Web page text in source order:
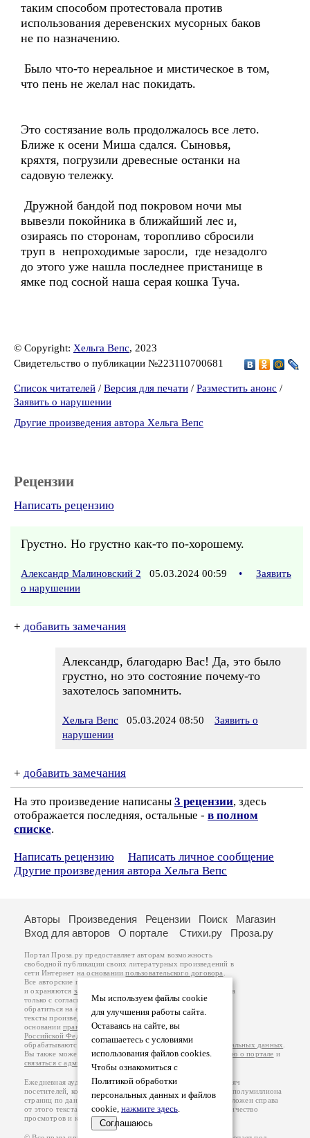
таким способом протестовала против
использования деревенских мусорных баков
не по назначению.
Было что-то нереальное и мистическое в том,
что пень не желал нас покидать.
Это состязание воль продолжалось все лето.
Ближе к осени Миша сдался. Сыновья,
кряхтя, погрузили древесные останки на
садовую тележку.
Дружной бандой под покровом ночи мы
вывезли покойника в ближайший лес и,
озираясь по сторонам, торопливо сбросили
труп в непроходимые заросли, где незадолго
до этого уже нашла последнее пристанище в
ямке под сосной наша серая кошка Туча.
© Copyright: Хельга Вепс, 2023
Свидетельство о публикации №223110700681
Список читателей / Версия для печати / Разместить анонс /
Заявить о нарушении
Другие произведения автора Хельга Вепс
Рецензии
Написать рецензию
Грустно. Но грустно как-то по-хорошему.
Александр Малиновский 2 05.03.2024 00:59 •
Заявить
о нарушении
+ добавить замечания
Александр, благодарю Вас! Да, это было
грустно, но это состояние почему-то
захотелось запомнить.
Хельга Вепс 05.03.2024 08:50
Заявить о
нарушении
+ добавить замечания
На это произведение написаны 3 рецензии, здесь
отображается последняя, остальные - в полном
списке.
Написать рецензию
Написать личное сообщение
Другие произведения автора Хельга Вепс
Мы используем файлы cookie
для улучшения работы сайта.
Оставаясь на сайте, вы
соглашаетесь с условиями
использования файлов cookies.
Чтобы ознакомиться с
Политикой обработки
персональных данных и файлов
cookie, нажмите здесь.
Соглашаюсь
Авторы Произведения Рецензии Поиск
Магазин
Вход для авторов
О портале Стихи.ру Проза.ру
Портал Проза.ру предоставляет авторам возможность
свободной публикации своих литературных произведений в
сети Интернет на основаниипользовательского договора
Все авторские права на произведения принадлежат авторам
и охраняются законом
. Перепечатка произведений возможна
только с согласия его автора, к которому вы можете
обратиться на его авторской странице. Ответственность за
тексты произведений авторы несут самостоятельно на
основанииправил публикацииизаконодательства
Российской Федерации
обрабатываются на основанииПолитики обработки персональных данных
Вы также можете посмотреть более подробнуюинформацию о портале и
связаться с администрацией
Ежедневная аудитория портала Проза.ру – порядка 100 тысяч
посетителей, которые в общей сумме просматривают более полумиллиона
страниц по данным счетчика посещаемости, который расположен справа
от этого текста. В каждой графе указано по две цифры: количество
просмотров и количество посетителей.